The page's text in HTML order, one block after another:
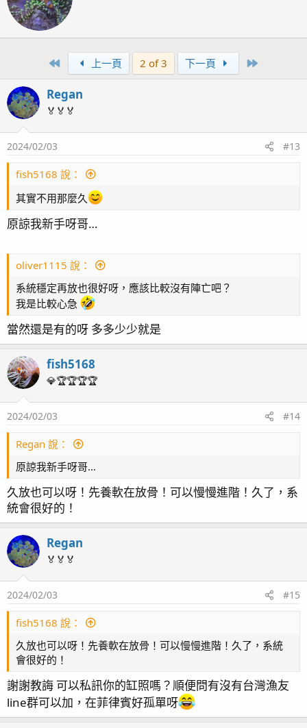
2024.1.26
設備
兩呎背濾缸
魚缸尺寸 : 60cm * 45cm * 45cm (長*寬*高)
燈具 : K7 V3 pro
主馬達 : 酷魚二代 DC-2000
蛋白機 :Jns Ws-0.5
造浪 : 捷寶 mow-5、SLW-5
補淡水 : 寶特瓶自動補水
加溫 : ista 300w 加溫棒
降溫 : 阿提卡1/15 hp
藻盒 : UAS外掛藻盒*1
海水 : Coral reef海水素+加水站RO水
九個月更新
生物
雪印小丑*2
雷達*1
紅線蝦虎*1
e
n
b
First 上一頁 2 of 3 下一頁
Regan
🏅🏅🏅
2024/02/03 #13
fish5168 說：
其實不用那麼久
原諒我新手呀哥…
oliver1115 說：
系統穩定再放也很好呀，應該比較沒有陣亡吧？
我是比較心急
當然還是有的呀 多多少少就是
fish5168
💎🏆🏆🏆🏆
2024/02/03 #14
Regan 說：
原諒我新手呀哥…
久放也可以呀！先養軟在放骨！可以慢慢進階！久了，系
統會很好的！
Regan
🏅🏅🏅
2024/02/03 #15
fish5168 說：
久放也可以呀！先養軟在放骨！可以慢慢進階！久了，系統
會很好的！
謝謝教誨 可以私訊你的缸照嗎？順便問有沒有台灣漁友
line群可以加，在菲律賓好孤單呀